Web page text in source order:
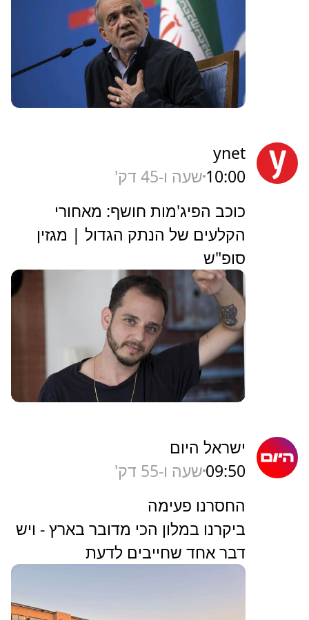
ynet
10:00 שעה ו-45 דק'
כוכב הפיג'מות חושף: מאחורי
הקלעים של הנתק הגדול | מגזין
סופ"ש
ישראל היום
09:50שעה ו-55 דק'
החסרנו פעימה
ביקרנו במלון הכי מדובר בארץ - ויש
דבר אחד שחייבים לדעת